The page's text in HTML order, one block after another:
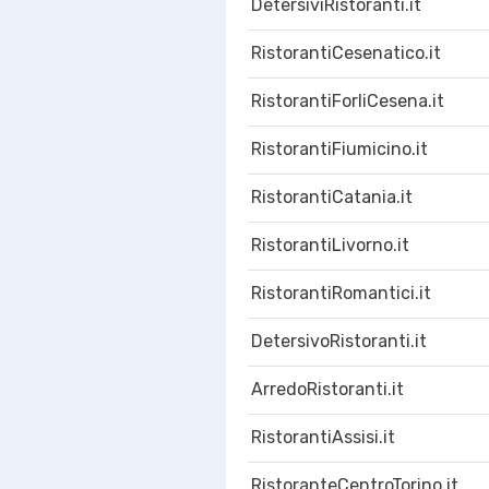
DetersiviRistoranti.it
RistorantiCesenatico.it
RistorantiForliCesena.it
RistorantiFiumicino.it
RistorantiCatania.it
RistorantiLivorno.it
RistorantiRomantici.it
DetersivoRistoranti.it
ArredoRistoranti.it
RistorantiAssisi.it